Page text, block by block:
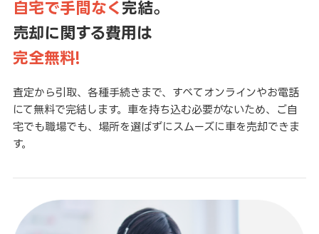
自宅で手間なく 完結。
売却に関する費用は
完全無料!
査定から引取、各種手続きまで、すべてオンラインやお電話
にて無料で完結します。車を持ち込む必要がないため、ご自
宅でも職場でも、場所を選ばずにスムーズに車を売却できま
す。